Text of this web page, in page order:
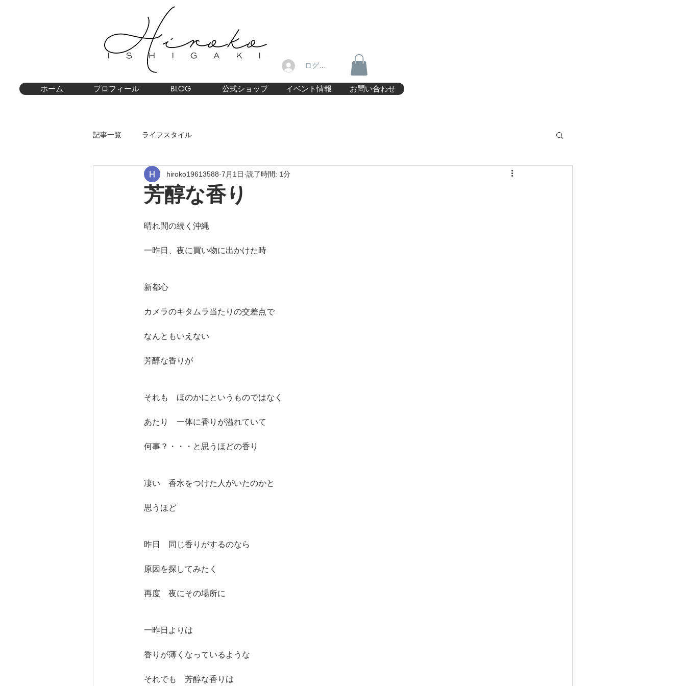
ログイン
ホーム プロフィール BLOG 公式ショップ イベント情報 お問い合わせ
記事一覧 ライフスタイル
芳醇な香り
hiroko19613588 7月1日 読了時間: 1分
晴れ間の続く沖縄
一昨日、夜に買い物に出かけた時
新都心
カメラのキタムラ当たりの交差点で
なんともいえない
芳醇な香りが
それも　ほのかにというものではなく
あたり　一体に香りが溢れていて
何事？・・・と思うほどの香り
凄い　香水をつけた人がいたのかと
思うほど
昨日　同じ香りがするのなら
原因を探してみたく
再度　夜にその場所に
一昨日よりは
香りが薄くなっているような
それでも　芳醇な香りは